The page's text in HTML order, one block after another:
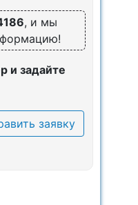
, и мы
и задайте
заявку